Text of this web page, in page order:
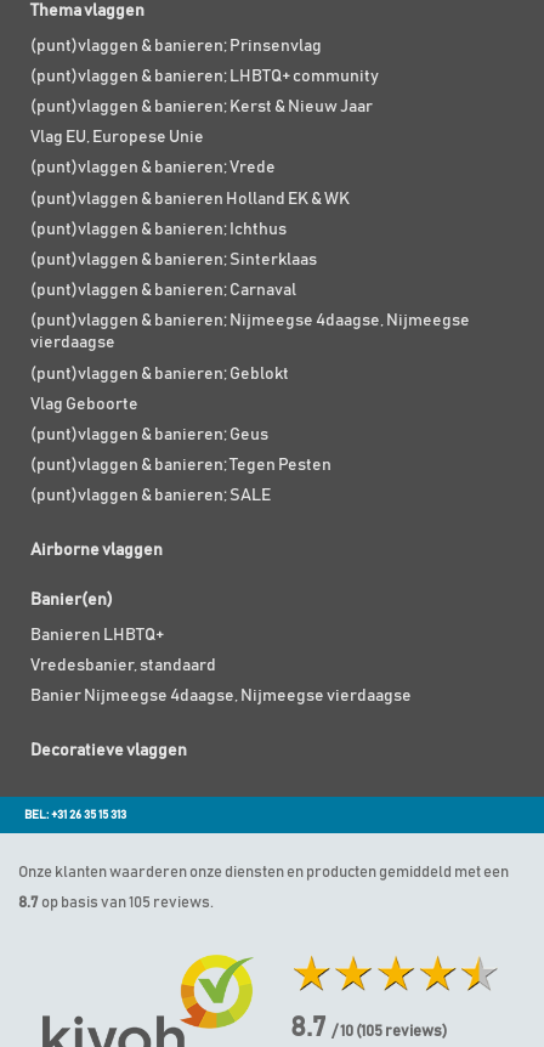
Thema vlaggen
(punt)vlaggen & banieren; Prinsenvlag
(punt)vlaggen & banieren; LHBTQ+ community
(punt)vlaggen & banieren; Kerst & Nieuw Jaar
Vlag EU, Europese Unie
(punt)vlaggen & banieren; Vrede
(punt)vlaggen & banieren Holland EK & WK
(punt)vlaggen & banieren; Ichthus
(punt)vlaggen & banieren; Sinterklaas
(punt)vlaggen & banieren; Carnaval
(punt)vlaggen & banieren; Nijmeegse 4daagse, Nijmeegse
vierdaagse
(punt)vlaggen & banieren; Geblokt
Vlag Geboorte
(punt)vlaggen & banieren; Geus
(punt)vlaggen & banieren; Tegen Pesten
(punt)vlaggen & banieren; SALE
Airborne vlaggen
Banier(en)
Banieren LHBTQ+
Vredesbanier, standaard
Banier Nijmeegse 4daagse, Nijmeegse vierdaagse
Decoratieve vlaggen
BEL: +31 26 35 15 313
Onze klanten waarderen onze diensten en producten gemiddeld met een
8.7 op basis van 105 reviews.
8.7 / 10 (105 reviews)